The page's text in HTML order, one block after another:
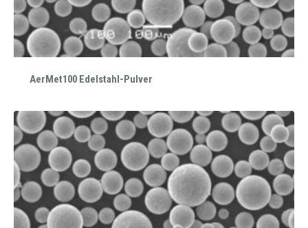
AerMet100 Edelstahl-Pulver